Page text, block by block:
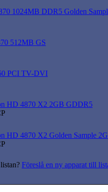
1024MB DDR5 Golden
512MB GS
PCI TV-DVI
HD 4870 X2 2GB GDDR5
HD 4870 X2 Golden Sample
Föreslå en ny apparat till